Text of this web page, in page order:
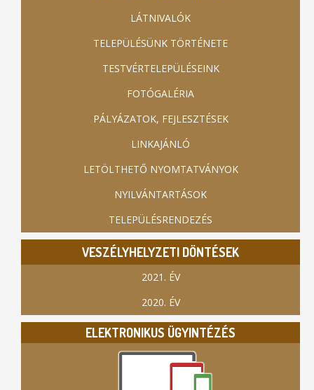
LÁTNIVALÓK
TELEPÜLÉSÜNK TÖRTÉNETE
TESTVÉRTELEPÜLÉSEINK
FOTÓGALÉRIA
PÁLYÁZATOK, FEJLESZTÉSEK
LINKAJÁNLÓ
LETÖLTHETŐ NYOMTATVÁNYOK
NYILVÁNTARTÁSOK
TELEPÜLÉSRENDEZÉS
VESZÉLYHELYZETI DÖNTÉSEK
2021. ÉV
2020. ÉV
ELEKTRONIKUS ÜGYINTÉZÉS